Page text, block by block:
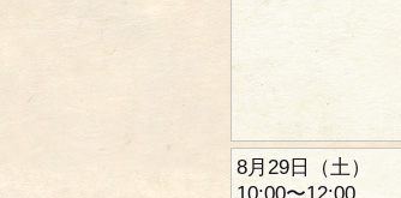
8月29日（土）